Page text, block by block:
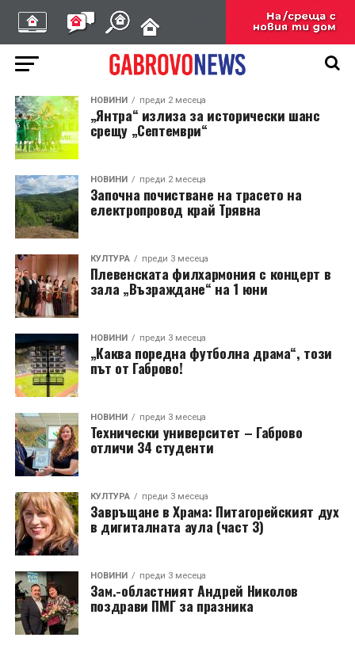
НОВИНИ преди 2 месеца
„Янтра“ излиза за исторически шанс
срещу „Септември“
НОВИНИ преди 2 месеца
Започна почистване на трасето на
електропровод край Трявна
КУЛТУРА преди 3 месеца
Плевенската филхармония с концерт в
зала „Възраждане“ на 1 юни
НОВИНИ преди 3 месеца
„Каква поредна футболна драма“, този
път от Габрово!
НОВИНИ преди 3 месеца
Технически университет – Габрово
отличи 34 студенти
КУЛТУРА преди 3 месеца
Завръщане в Храма: Питагорейският дух
в дигиталната аула (част 3)
НОВИНИ преди 3 месеца
Зам.-областният Андрей Николов
поздрави ПМГ за празника